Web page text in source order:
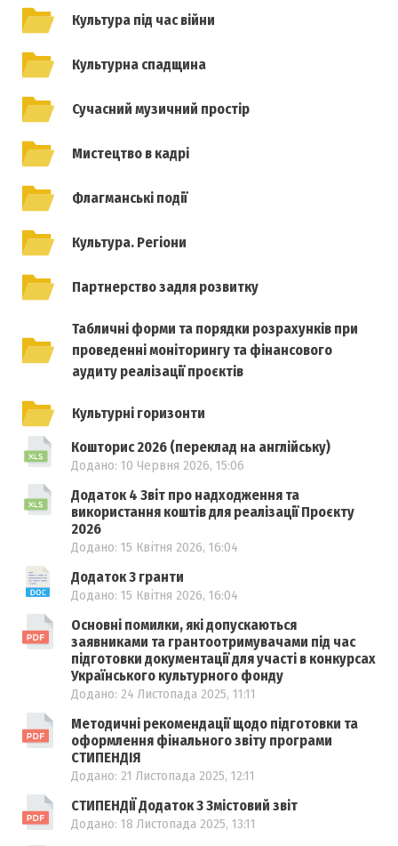
Культура під час війни
Культурна спадщина
Сучасний музичний простір
Мистецтво в кадрі
Флагманські події
Культура. Регіони
Партнерство задля розвитку
Табличні форми та порядки розрахунків при
проведенні моніторингу та фінансового
аудиту реалізації проєктів
Культурні горизонти
Кошторис 2026 (переклад на англійську)
Додано: 10 Червня 2026, 15:06
Додаток 4 Звіт про надходження та
використання коштів для реалізації Проєкту
2026
Додано: 15 Квітня 2026, 16:04
Додаток 3 гранти
Додано: 15 Квітня 2026, 16:04
Основні помилки, які допускаються
заявниками та грантоотримувачами під час
підготовки документації для участі в конкурсах
Українського культурного фонду
Додано: 24 Листопада 2025, 11:11
Методичні рекомендації щодо підготовки та
оформлення фінального звіту програми
СТИПЕНДІЯ
Додано: 21 Листопада 2025, 12:11
СТИПЕНДІЇ Додаток 3 Змістовий звіт
Додано: 18 Листопада 2025, 13:11